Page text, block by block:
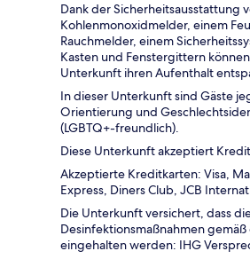
Dank der Sicherheitsausstattung
Kohlenmonoxidmelder, einem
Rauchmelder, einem
Kasten und Fenstergittern
Unterkunft ihren Aufenthalt
In dieser Unterkunft sind Gäste
Orientierung und
(LGBTQ+-freundlich).
Diese Unterkunft akzeptiert
Akzeptierte Kreditkarten: Visa,
Express, Diners Club, JCB
Die Unterkunft versichert, dass
Desinfektionsmaßnahmen
eingehalten werden: IHG